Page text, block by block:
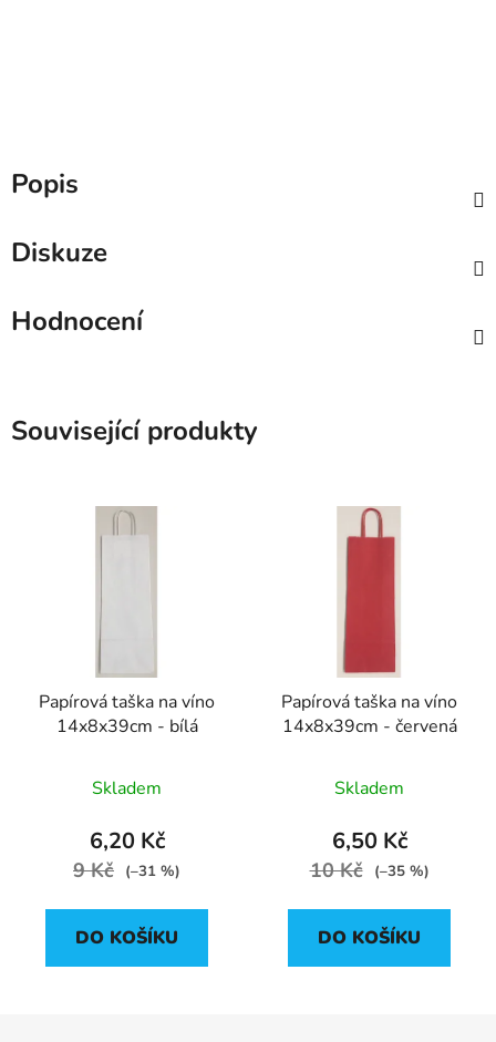
Popis
Diskuze
Hodnocení
Související produkty
Papírová taška na víno
14x8x39cm - bílá
Skladem
6,20 Kč
9 Kč (–31 %)
DO KOŠÍKU
Papírová taška na víno
14x8x39cm - červená
Skladem
6,50 Kč
10 Kč (–35 %)
DO KOŠÍKU